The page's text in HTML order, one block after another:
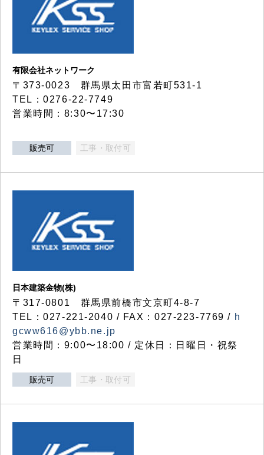
有限会社ネットワーク
〒373-0023 群馬県太田市富若町531-1
TEL：0276-22-7749
営業時間：8:30〜17:30
販売可 工事・取付可
日本建築金物(株)
〒317‐0801 群馬県前橋市文京町4-8-7
TEL：027-221-2040 / FAX：027-223-7769 / h
gcww616@ybb.ne.jp
営業時間：9:00〜18:00 / 定休日：日曜日・祝祭
日
販売可 工事・取付可